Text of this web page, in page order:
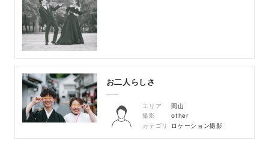
お二人らしさ
エリア
岡山
撮影
other
カテゴリ
ロケーション撮影